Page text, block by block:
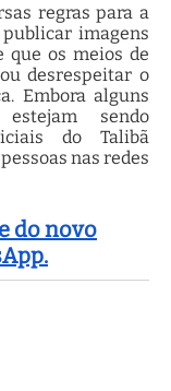
regras para a
imagens
que os meios de
desrespeitar o
Embora alguns
sendo
do Talibã
nas redes
do novo